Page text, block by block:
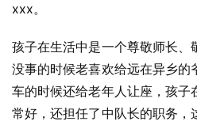
xxx。
孩子在生活中是一个尊敬师长、
没事的时候老喜欢给远在异乡的
车的时候还给老年人让座，孩子
常好，还担任了中队长的职务，